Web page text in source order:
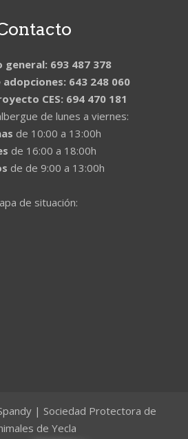
general: 693 487 378
643 248 060
CES: 694 470 181
de lunes a viernes:
de 10:00 a 13:00h
de 16:00 a 18:00h
de de 9:00 a 13:00h
de situación:
| Sociedad Protectora de
de Yecla